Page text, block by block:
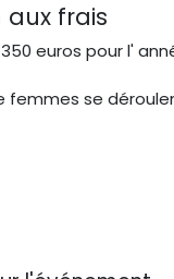
aux frais
euros pour l'
femmes se